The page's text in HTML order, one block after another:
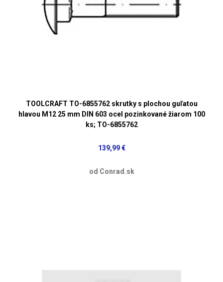
TOOLCRAFT TO-6855762 skrutky s plochou guľatou
hlavou M12 25 mm DIN 603 ocel pozinkované žiarom 100
ks; TO-6855762
139,99 €
od Conrad.sk